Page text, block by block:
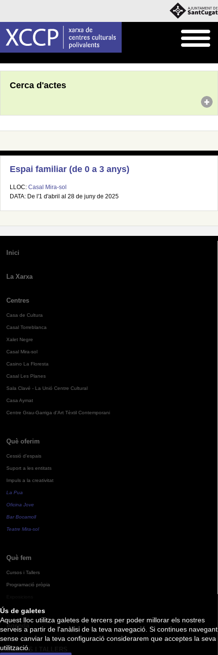
Ús de galetes
Aquest lloc utilitza galetes de tercers per poder millorar els nostres
serveis a partir de l'anàlisi de la teva navegació. Si continues navegant
sense canviar la teva configuració considerarem que acceptes la seva
utilització.
Cerca d'actes
Espai familiar (de 0 a 3 anys)
LLOC: Casal Mira-sol
DATA: De l'1 d'abril al 28 de juny de 2025
Inici
La Xarxa
Centres
Casa de Cultura
Casal Torreblanca
Xalet Negre
Casal Mira-sol
Casino La Floresta
Casal Les Planes
Sala Clavé - La Unió Centre Cultural
Casa Aymat
Centre Grau-Garriga d'Art Tèxtil Contemporani
Què oferim
Cessió d'espais
Suport a les entitats
Impuls a la creativitat
La Pua
Oficina Jove
Bar Bocamoll
Teatre Mira-sol
Què fem
Cursos i Tallers
Programació pròpia
Agenda
CURSOS I TALLERS